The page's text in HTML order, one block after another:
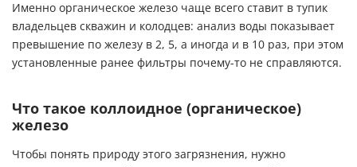
Именно органическое железо чаще всего ставит в тупик
владельцев скважин и колодцев: анализ воды показывает
превышение по железу в 2, 5, а иногда и в 10 раз, при этом
установленные ранее фильтры почему-то не справляются.
Что такое коллоидное (органическое)
железо
Чтобы понять природу этого загрязнения, нужно